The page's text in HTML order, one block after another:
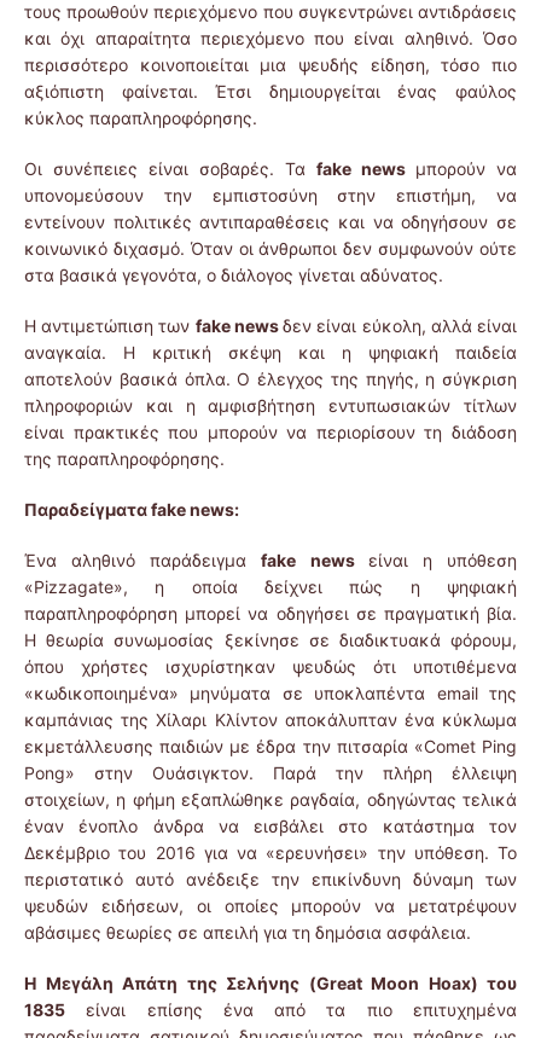
τους προωθούν περιεχόμενο που συγκεντρώνει αντιδράσεις
και όχι απαραίτητα περιεχόμενο που είναι αληθινό. Όσο
περισσότερο κοινοποιείται μια ψευδής είδηση, τόσο πιο
αξιόπιστη φαίνεται. Έτσι δημιουργείται ένας φαύλος
κύκλος παραπληροφόρησης.
Οι συνέπειες είναι σοβαρές. Τα fake news μπορούν να
υπονομεύσουν την εμπιστοσύνη στην επιστήμη, να
εντείνουν πολιτικές αντιπαραθέσεις και να οδηγήσουν σε
κοινωνικό διχασμό. Όταν οι άνθρωποι δεν συμφωνούν ούτε
στα βασικά γεγονότα, ο διάλογος γίνεται αδύνατος.
Η αντιμετώπιση των fakenewsδεν είναι εύκολη, αλλά είναι
αναγκαία. Η κριτική σκέψη και η ψηφιακή παιδεία
αποτελούν βασικά όπλα. Ο έλεγχος της πηγής, η σύγκριση
πληροφοριών και η αμφισβήτηση εντυπωσιακών τίτλων
είναι πρακτικές που μπορούν να περιορίσουν τη διάδοση
της παραπληροφόρησης.
Παραδείγματαfakenews:
Ένα αληθινό παράδειγμαfake news
είναι η υπόθεση
«Pizzagate», η οποία δείχνει πώς η ψηφιακή
παραπληροφόρηση μπορεί να οδηγήσει σε πραγματική βία.
Η θεωρία συνωμοσίας ξεκίνησε σε διαδικτυακά φόρουμ,
όπου χρήστες ισχυρίστηκαν ψευδώς ότι υποτιθέμενα
«κωδικοποιημένα» μηνύματα σε υποκλαπέντα email της
καμπάνιας της Χίλαρι Κλίντον αποκάλυπταν ένα κύκλωμα
εκμετάλλευσης παιδιών με έδρα την πιτσαρία «Comet Ping
Pong» στην Ουάσιγκτον. Παρά την πλήρη έλλειψη
στοιχείων, η φήμη εξαπλώθηκε ραγδαία, οδηγώντας τελικά
έναν ένοπλο άνδρα να εισβάλει στο κατάστημα τον
Δεκέμβριο του 2016 για να «ερευνήσει» την υπόθεση. Το
περιστατικό αυτό ανέδειξε την επικίνδυνη δύναμη των
ψευδών ειδήσεων, οι οποίες μπορούν να μετατρέψουν
αβάσιμες θεωρίες σε απειλή για τη δημόσια ασφάλεια.
Η Μεγάλη Απάτη της Σελήνης (Great Moon Hoax) του
1835 είναι επίσης ένα από τα πιο επιτυχημένα